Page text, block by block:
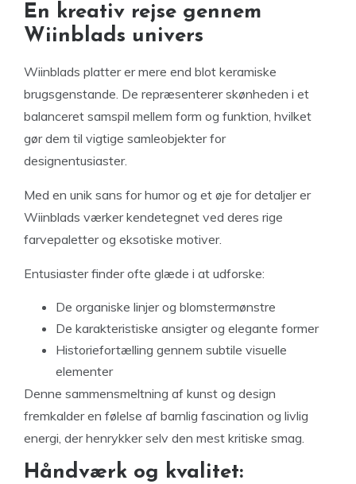
En kreativ rejse gennem
Wiinblads univers
Wiinblads platter er mere end blot keramiske
brugsgenstande. De repræsenterer skønheden i et
balanceret samspil mellem form og funktion, hvilket
gør dem til vigtige samleobjekter for
designentusiaster.
Med en unik sans for humor og et øje for detaljer er
Wiinblads værker kendetegnet ved deres rige
farvepaletter og eksotiske motiver.
Entusiaster finder ofte glæde i at udforske:
De organiske linjer og blomstermønstre
De karakteristiske ansigter og elegante former
Historiefortælling gennem subtile visuelle
elementer
Denne sammensmeltning af kunst og design
fremkalder en følelse af barnlig fascination og livlig
energi, der henrykker selv den mest kritiske smag.
Håndværk og kvalitet: